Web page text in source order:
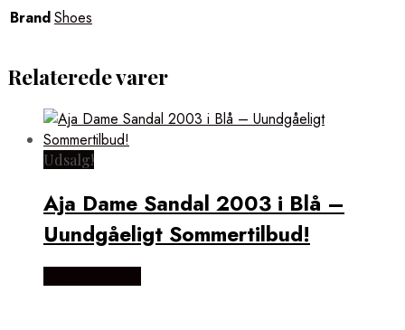
BrandShoes
Relaterede varer
Udsalg!
Aja Dame Sandal 2003 i Blå –
Uundgåeligt Sommertilbud!